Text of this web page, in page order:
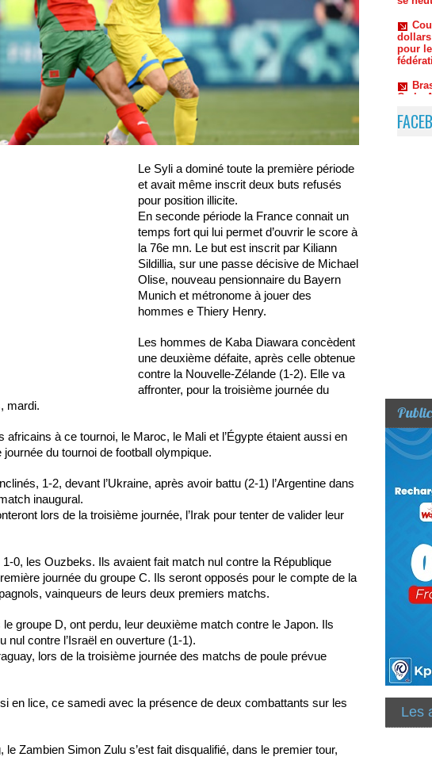
Le Syli a dominé toute la première période
et avait même inscrit deux buts refusés
pour position illicite.
En seconde période la France connait un
temps fort qui lui permet d’ouvrir le score à
la 76e mn. Le but est inscrit par Kiliann
Sildillia, sur une passe décisive de Michael
Olise, nouveau pensionnaire du Bayern
Munich et métronome à jouer des
hommes e Thiery Henry.
Les hommes de Kaba Diawara concèdent
une deuxième défaite, après celle obtenue
contre la Nouvelle-Zélande (1-2). Elle va
affronter, pour la troisième journée du
mardi.
africains à ce tournoi, le Maroc, le Mali et l’Égypte étaient aussi en
du tournoi de football olympique.
1-2, devant l’Ukraine, après avoir battu (2-1) l’Argentine dans
inaugural.
lors de la troisième journée, l’Irak pour tenter de valider leur
0, les Ouzbeks. Ils avaient fait match nul contre la République
journée du groupe C. Ils seront opposés pour le compte de la
vainqueurs de leurs deux premiers matchs.
groupe D, ont perdu, leur deuxième match contre le Japon. Ils
nul contre l’Israël en ouverture (1-1).
lors de la troisième journée des matchs de poule prévue
en lice, ce samedi avec la présence de deux combattants sur les
Zambien Simon Zulu s’est fait disqualifié, dans le premier tour,
Carlo
Les